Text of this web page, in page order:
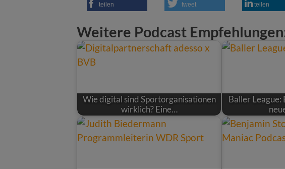
teilen tweet teilen
Weitere Podcast
Wie digital sind Sportorganisationen
wirklich? Eine…
Baller League: